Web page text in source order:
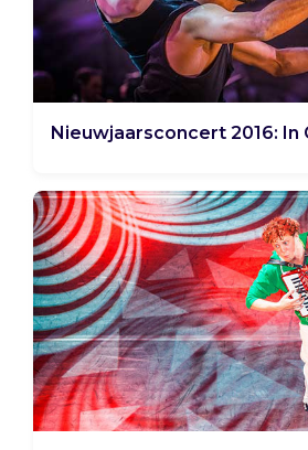
Nieuwjaarsconcert 2016: In